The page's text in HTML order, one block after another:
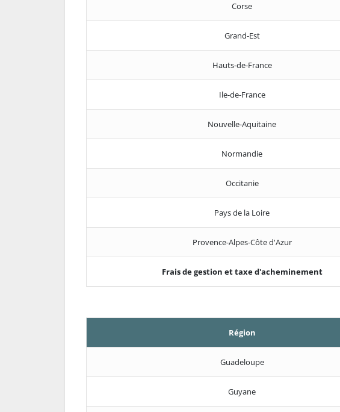
Corse
Grand-Est
Hauts-de-France
Ile-de-France
Nouvelle-Aquitaine
Normandie
Occitanie
Pays de la Loire
Provence-Alpes-Côte d'Azur
Frais de gestion et taxe d'acheminement
Région
Guadeloupe
Guyane